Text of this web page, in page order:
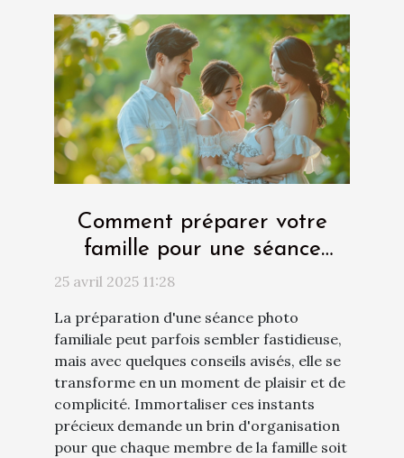
Comment préparer votre
famille pour une séance
photo réussie
25 avril 2025 11:28
La préparation d'une séance photo
familiale peut parfois sembler fastidieuse,
mais avec quelques conseils avisés, elle se
transforme en un moment de plaisir et de
complicité. Immortaliser ces instants
précieux demande un brin d'organisation
pour que chaque membre de la famille soit